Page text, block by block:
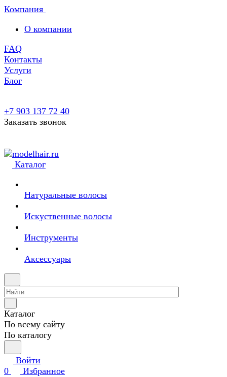
Компания
О компании
FAQ
Контакты
Услуги
Блог
+7 903 137 72 40
Заказать звонок
Каталог
Натуральные волосы
Искуственные волосы
Инструменты
Аксессуары
Каталог
По всему сайту
По каталогу
Войти
0
Избранное